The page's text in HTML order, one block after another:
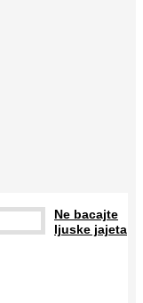
Ne bacajte
ljuske jajeta